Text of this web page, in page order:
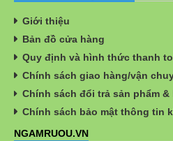
Giới thiệu
Bản đồ cửa hàng
Quy định và hình thức thanh
Chính sách giao hàng/vận
Chính sách đổi trả sản phẩm &
Chính sách bảo mật thông tin
NGAMRUOU.VN